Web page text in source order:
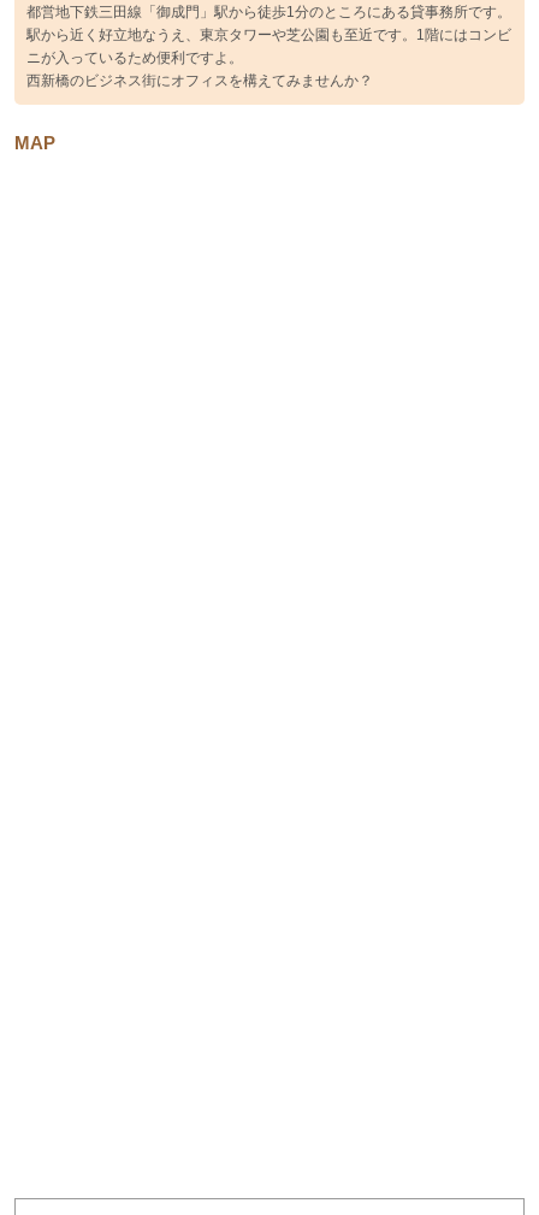
都営地下鉄三田線「御成門」駅から徒歩1分のところにある貸事務所です。
駅から近く好立地なうえ、東京タワーや芝公園も至近です。1階にはコンビ
ニが入っているため便利ですよ。
西新橋のビジネス街にオフィスを構えてみませんか？
MAP